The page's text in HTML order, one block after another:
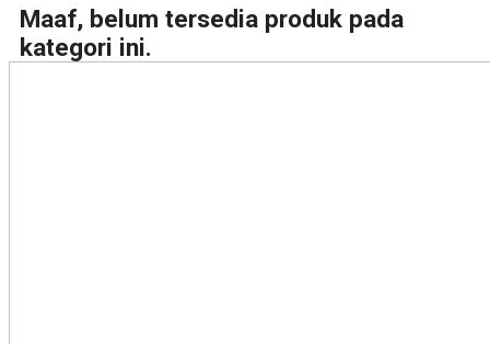
Maaf, belum tersedia produk pada
kategori ini.